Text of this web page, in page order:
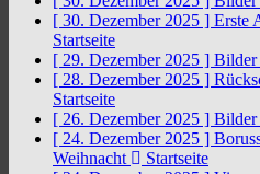
[ 30. Dezember 2025 ] Erste
Startseite
[ 29. Dezember 2025 ] Bilder
[ 28. Dezember 2025 ]
Startseite
[ 26. Dezember 2025 ] Bilder
[ 24. Dezember 2025 ]
Weihnacht
Startseite